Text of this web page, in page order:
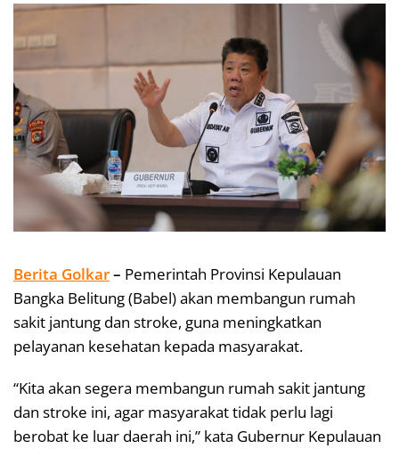
Berita Golkar– Pemerintah Provinsi Kepulauan
Bangka Belitung (Babel) akan membangun rumah
sakit jantung dan stroke, guna meningkatkan
pelayanan kesehatan kepada masyarakat.
“Kita akan segera membangun rumah sakit jantung
dan stroke ini, agar masyarakat tidak perlu lagi
berobat ke luar daerah ini,” kata Gubernur Kepulauan